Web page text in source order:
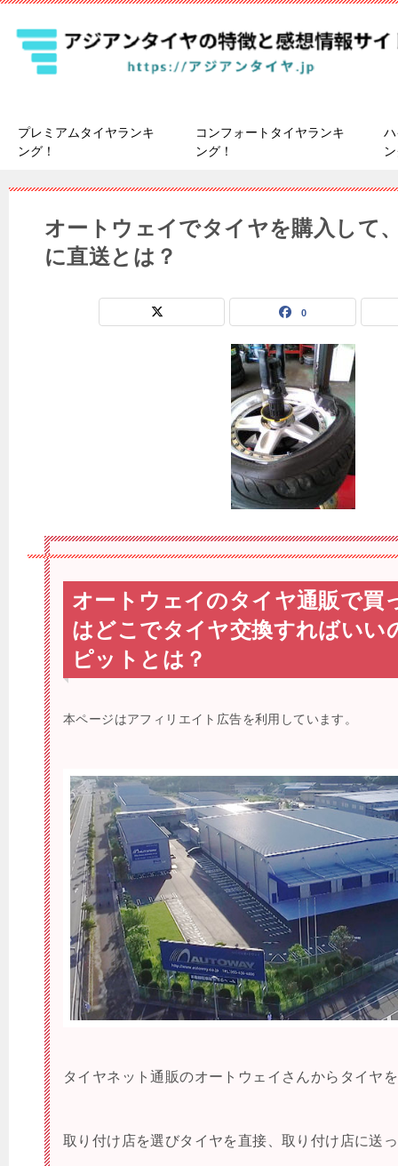
プレミアムタイヤランキ
ング！
コンフォートタイヤランキ
ング！
オートウェイでタイヤを購入して
に直送とは？
0
オートウェイのタイヤ通販で買
はどこでタイヤ交換すればいい
ピットとは？
本ページはアフィリエイト広告を利用しています。
タイヤネット通販のオートウェイさんからタイヤ
取り付け店を選びタイヤを直接、取り付け店に送